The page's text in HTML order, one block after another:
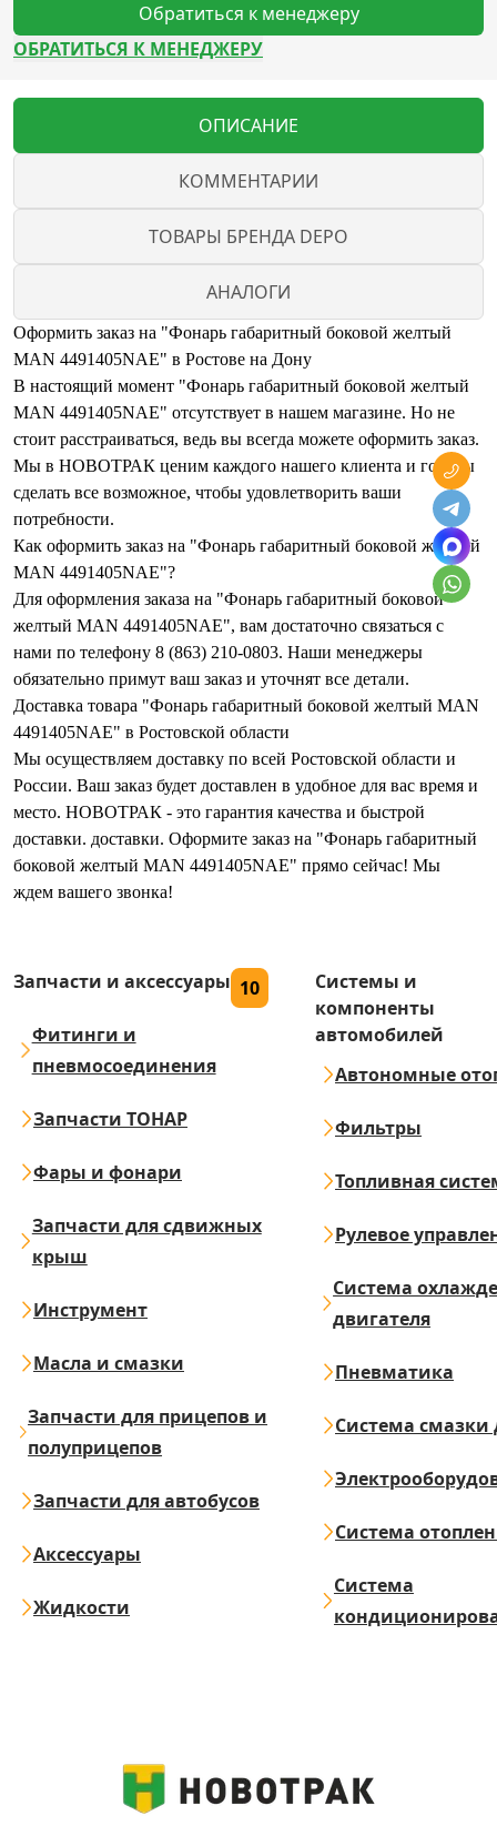
Обратиться к менеджеру
ОБРАТИТЬСЯ К МЕНЕДЖЕРУ
ОПИСАНИЕ
КОММЕНТАРИИ
ТОВАРЫ БРЕНДА DEPO
АНАЛОГИ
Оформить заказ на "Фонарь габаритный боковой желтый
MAN 4491405NAE" в Ростове на Дону
В настоящий момент "Фонарь габаритный боковой желтый
MAN 4491405NAE" отсутствует в нашем магазине. Но не
стоит расстраиваться, ведь вы всегда можете оформить заказ.
Мы в НОВОТРАК ценим каждого нашего клиента и готовы
сделать все возможное, чтобы удовлетворить ваши
потребности.
Как оформить заказ на "Фонарь габаритный боковой желтый
MAN 4491405NAE"?
Для оформления заказа на "Фонарь габаритный боковой
желтый MAN 4491405NAE", вам достаточно связаться с
нами по телефону 8 (863) 210-0803. Наши менеджеры
обязательно примут ваш заказ и уточнят все детали.
Доставка товара "Фонарь габаритный боковой желтый MAN
4491405NAE" в Ростовской области
Мы осуществляем доставку по всей Ростовской области и
России. Ваш заказ будет доставлен в удобное для вас время и
место. НОВОТРАК - это гарантия качества и быстрой
доставки. доставки. Оформите заказ на "Фонарь габаритный
боковой желтый MAN 4491405NAE" прямо сейчас! Мы
ждем вашего звонка!
Запчасти и аксессуары 10
Фитинги и
пневмосоединения
Запчасти ТОНАР
Фары и фонари
Запчасти для сдвижных
крыш
Инструмент
Масла и смазки
Запчасти для прицепов и
полуприцепов
Запчасти для автобусов
Аксессуары
Жидкости
Системы и
компоненты
автомобилей
Автономные
Фильтры
Топливная
Рулевое
Система
двигателя
Пневматика
Система смазки
Система
Система